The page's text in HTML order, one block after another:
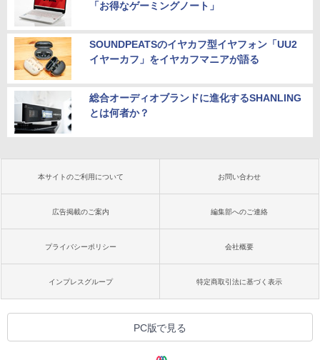
「お得なゲーミングノート」
SOUNDPEATSのイヤカフ型イヤフォン「UU2
イヤーカフ」をイヤカフマニアが語る
総合オーディオブランドに進化するSHANLING
とは何者か？
本サイトのご利用について お問い合わせ
広告掲載のご案内 編集部へのご連絡
プライバシーポリシー 会社概要
インプレスグループ 特定商取引法に基づく表示
PC版で見る